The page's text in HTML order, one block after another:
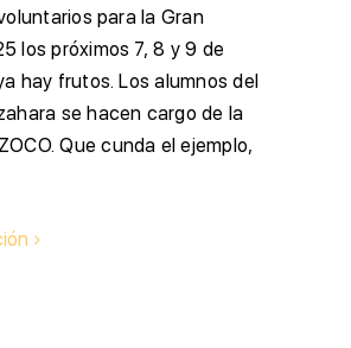
para la Gran
los próximos 7, 8 y 9 de
hay frutos. Los alumnos del
se hacen cargo de la
Que cunda el ejemplo,